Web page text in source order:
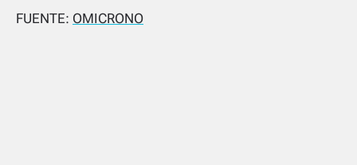
FUENTE: OMICRONO